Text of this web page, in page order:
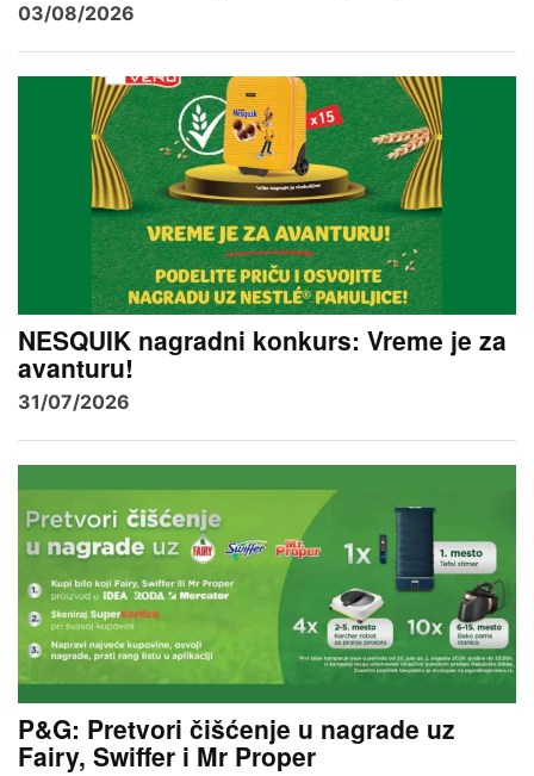
03/08/2026
NESQUIK nagradni konkurs: Vreme je za
avanturu!
31/07/2026
P&G: Pretvori čišćenje u nagrade uz
Fairy, Swiffer i Mr Proper